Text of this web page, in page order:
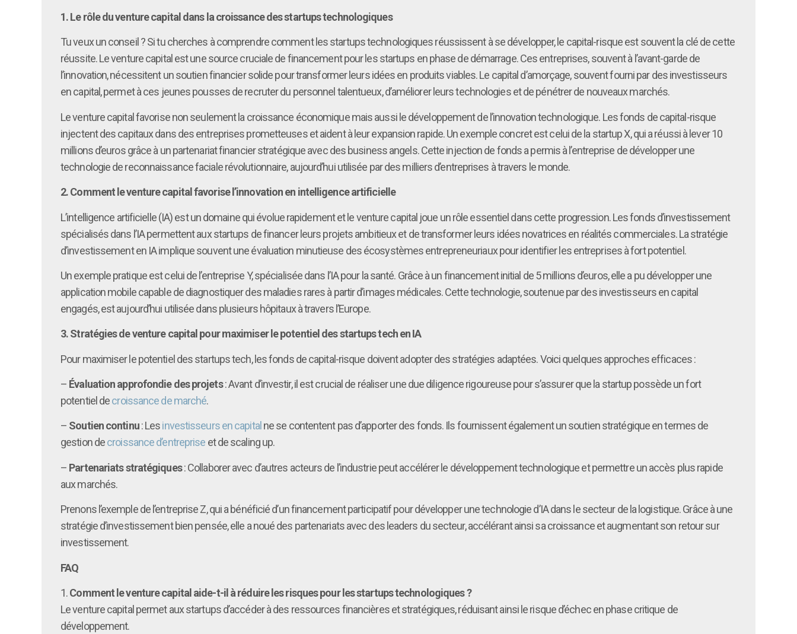
1. Le rôle du venture capital dans la croissance des startups technologiques
Tu veux un conseil ? Si tu cherches à comprendre comment les startups technologiques réussissent à se développer, le capital-risque est souvent la clé de cette
réussite. Le venture capital est une source cruciale de financement pour les startups en phase de démarrage. Ces entreprises, souvent à l’avant-garde de
l’innovation, nécessitent un soutien financier solide pour transformer leurs idées en produits viables. Le capital d’amorçage, souvent fourni par des investisseurs
en capital, permet à ces jeunes pousses de recruter du personnel talentueux, d’améliorer leurs technologies et de pénétrer de nouveaux marchés.
Le venture capital favorise non seulement la croissance économique mais aussi le développement de l’innovation technologique. Les fonds de capital-risque
injectent des capitaux dans des entreprises prometteuses et aident à leur expansion rapide. Un exemple concret est celui de la startup X, qui a réussi à lever 10
millions d’euros grâce à un partenariat financier stratégique avec des business angels. Cette injection de fonds a permis à l’entreprise de développer une
technologie de reconnaissance faciale révolutionnaire, aujourd’hui utilisée par des milliers d’entreprises à travers le monde.
2. Comment le venture capital favorise l’innovation en intelligence artificielle
L’intelligence artificielle (IA) est un domaine qui évolue rapidement et le venture capital joue un rôle essentiel dans cette progression. Les fonds d’investissement
spécialisés dans l’IA permettent aux startups de financer leurs projets ambitieux et de transformer leurs idées novatrices en réalités commerciales. La stratégie
d’investissement en IA implique souvent une évaluation minutieuse des écosystèmes entrepreneuriaux pour identifier les entreprises à fort potentiel.
Un exemple pratique est celui de l’entreprise Y, spécialisée dans l’IA pour la santé. Grâce à un financement initial de 5 millions d’euros, elle a pu développer une
application mobile capable de diagnostiquer des maladies rares à partir d’images médicales. Cette technologie, soutenue par des investisseurs en capital
engagés, est aujourd’hui utilisée dans plusieurs hôpitaux à travers l’Europe.
3. Stratégies de venture capital pour maximiser le potentiel des startups tech en IA
Pour maximiser le potentiel des startups tech, les fonds de capital-risque doivent adopter des stratégies adaptées. Voici quelques approches efficaces :
– Évaluation approfondie des projets: Avant d’investir, il est crucial de réaliser une due diligence rigoureuse pour s’assurer que la startup possède un fort
potentiel decroissance de marché.
– Soutien continu: Lesinvestisseurs en capital ne se contentent pas d’apporter des fonds. Ils fournissent également un soutien stratégique en termes de
gestion decroissance d’entreprise et de scaling up.
– Partenariats stratégiques: Collaborer avec d’autres acteurs de l’industrie peut accélérer le développement technologique et permettre un accès plus rapide
aux marchés.
Prenons l’exemple de l’entreprise Z, qui a bénéficié d’un financement participatif pour développer une technologie d’IA dans le secteur de la logistique. Grâce à une
stratégie d’investissement bien pensée, elle a noué des partenariats avec des leaders du secteur, accélérant ainsi sa croissance et augmentant son retour sur
investissement.
FAQ
1.Comment le venture capital aide-t-il à réduire les risques pour les startups technologiques ?
Le venture capital permet aux startups d’accéder à des ressources financières et stratégiques, réduisant ainsi le risque d’échec en phase critique de
développement.